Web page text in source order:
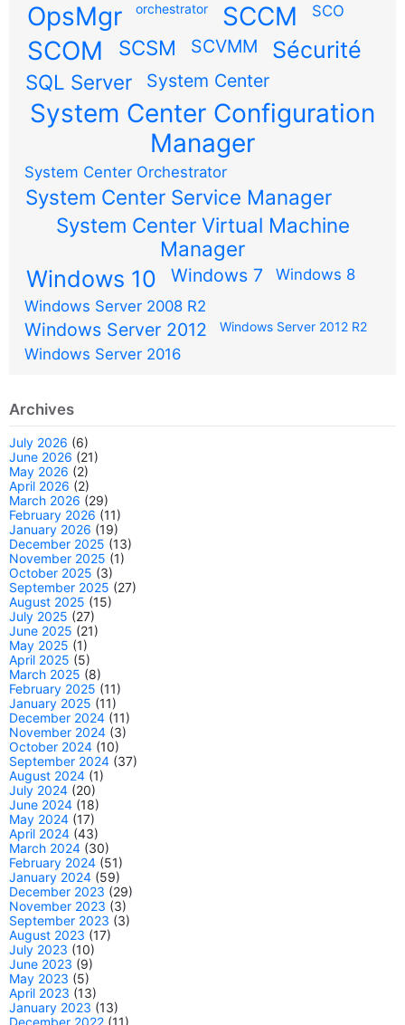
OpsMgr
orchestrator SCCM SCO
SCOM SCSM SCVMM Sécurité
SQL Server System Center
System Center Configuration
Manager
System Center Orchestrator
System Center Service Manager
System Center Virtual Machine
Manager
Windows 10 Windows 7
Windows 8
Windows Server 2008 R2
Windows Server 2012 Windows Server 2012 R2
Windows Server 2016
Archives
July 2026 (6)
June 2026 (21)
May 2026 (2)
April 2026 (2)
March 2026 (29)
February 2026 (11)
January 2026 (19)
December 2025 (13)
November 2025 (1)
October 2025 (3)
September 2025 (27)
August 2025 (15)
July 2025 (27)
June 2025 (21)
May 2025 (1)
April 2025 (5)
March 2025 (8)
February 2025 (11)
January 2025 (11)
December 2024 (11)
November 2024 (3)
October 2024 (10)
September 2024 (37)
August 2024 (1)
July 2024 (20)
June 2024 (18)
May 2024 (17)
April 2024 (43)
March 2024 (30)
February 2024 (51)
January 2024 (59)
December 2023 (29)
November 2023 (3)
September 2023 (3)
August 2023 (17)
July 2023 (10)
June 2023 (9)
May 2023 (5)
April 2023 (13)
January 2023 (13)
December 2022 (11)